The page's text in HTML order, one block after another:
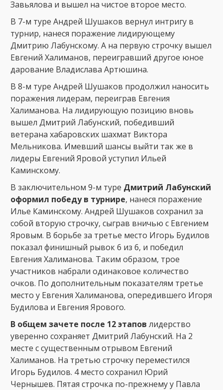
Завьялова и вышел на чистое второе место.
В 7-м туре Андрей Шушаков вернул интригу в
турнир, нанеся поражение лидирующему
Дмитрию Лабунскому. А на первую строчку вышел
Евгений Халиманов, переигравший другое юное
дарование Владислава Артюшина.
В 8-м туре Андрей Шушаков продолжил наносить
поражения лидерам, переиграв Евгения
Халиманова. На лидирующую позицию вновь
вышел Дмитрий Лабунский, победивший
ветерана хабаровских шахмат Виктора
Мельникова. Имевший шансы выйти так же в
лидеры Евгений Яровой уступил Ильей
Каминскому.
В заключительном 9-м туре Дмитрий Лабунский
оформил победу в турнире, нанеся поражение
Илье Каминскому. Андрей Шушаков сохранил за
собой вторую строчку, сыграв вничью с Евгением
Яровым. В борьбе за третье место Игорь Будилов
показал финишный рывок 6 из 6, и победил
Евгения Халиманова. Таким образом, трое
участников набрали одинаковое количество
очков. По дополнительным показателям третье
место у Евгения Халиманова, опередившего Игоря
Будилова и Евгения Ярового.
В общем зачете после 12 этапов лидерство
уверенно сохраняет Дмитрий Лабунский. На 2
месте с существенным отрывом Евгений
Халиманов. На третью строчку переместился
Игорь Будилов. 4 место сохранил Юрий
Чернышев. Пятая строчка по-прежнему у Павла